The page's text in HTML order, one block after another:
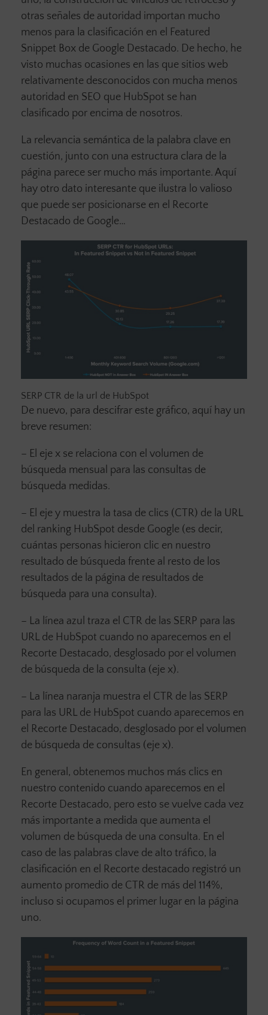
otras señales de autoridad importan mucho
menos para la clasificación en el Featured
Snippet Box de Google Destacado. De hecho, he
visto muchas ocasiones en las que sitios web
relativamente desconocidos con mucha menos
autoridad en SEO que HubSpot se han
clasificado por encima de nosotros.
La relevancia semántica de la palabra clave en
cuestión, junto con una estructura clara de la
página parece ser mucho más importante. Aquí
hay otro dato interesante que ilustra lo valioso
que puede ser posicionarse en el Recorte
Destacado de Google…
SERP CTR de la url de HubSpot
De nuevo, para descifrar este gráfico, aquí hay un
breve resumen:
– El eje x se relaciona con el volumen de
búsqueda mensual para las consultas de
búsqueda medidas.
– El eje y muestra la tasa de clics (CTR) de la URL
del ranking HubSpot desde Google (es decir,
cuántas personas hicieron clic en nuestro
resultado de búsqueda frente al resto de los
resultados de la página de resultados de
búsqueda para una consulta).
– La línea azul traza el CTR de las SERP para las
URL de HubSpot cuando no aparecemos en el
Recorte Destacado, desglosado por el volumen
de búsqueda de la consulta (eje x).
– La línea naranja muestra el CTR de las SERP
para las URL de HubSpot cuando aparecemos en
el Recorte Destacado, desglosado por el volumen
de búsqueda de consultas (eje x).
En general, obtenemos muchos más clics en
nuestro contenido cuando aparecemos en el
Recorte Destacado, pero esto se vuelve cada vez
más importante a medida que aumenta el
volumen de búsqueda de una consulta. En el
caso de las palabras clave de alto tráfico, la
clasificación en el Recorte destacado registró un
aumento promedio de CTR de más del 114%,
incluso si ocupamos el primer lugar en la página
uno.